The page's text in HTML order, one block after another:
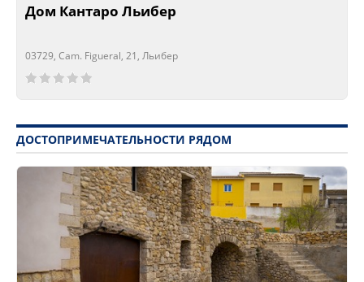
Дом Кантаро Льибер
03729, Cam. Figueral, 21, Льибер
Сейчас открыто!
Сейчас закрыто!
ДОСТОПРИМЕЧАТЕЛЬНОСТИ РЯДОМ